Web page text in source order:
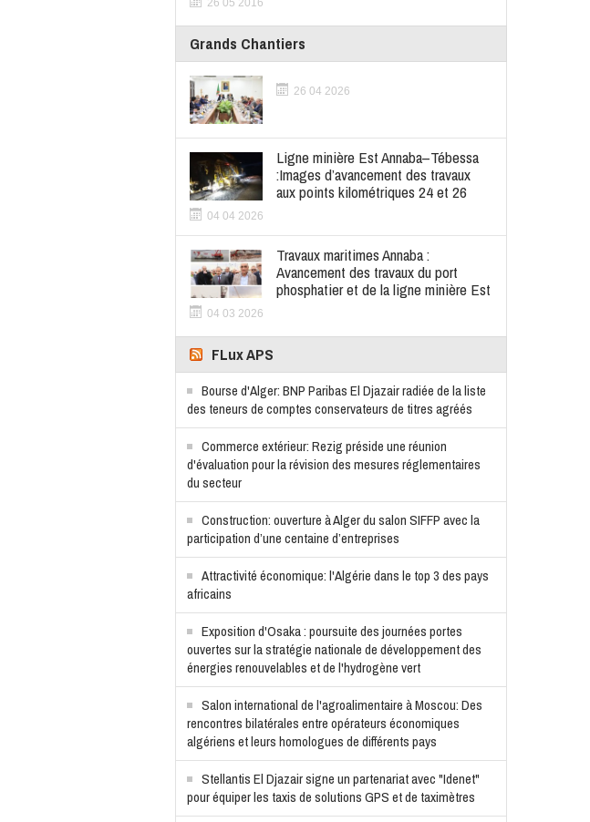
26 05 2016
Grands Chantiers
26 04 2026
Ligne minière Est Annaba–Tébessa
:Images d’avancement des travaux
aux points kilométriques 24 et 26
04 04 2026
Travaux maritimes Annaba :
Avancement des travaux du port
phosphatier et de la ligne minière Est
04 03 2026
FLux APS
Bourse d'Alger: BNP Paribas El Djazair radiée de la liste
des teneurs de comptes conservateurs de titres agréés
Commerce extérieur: Rezig préside une réunion
d'évaluation pour la révision des mesures réglementaires
du secteur
Construction: ouverture à Alger du salon SIFFP avec la
participation d’une centaine d’entreprises
Attractivité économique: l'Algérie dans le top 3 des pays
africains
Exposition d'Osaka : poursuite des journées portes
ouvertes sur la stratégie nationale de développement des
énergies renouvelables et de l'hydrogène vert
Salon international de l'agroalimentaire à Moscou: Des
rencontres bilatérales entre opérateurs économiques
algériens et leurs homologues de différents pays
Stellantis El Djazair signe un partenariat avec "Idenet"
pour équiper les taxis de solutions GPS et de taximètres